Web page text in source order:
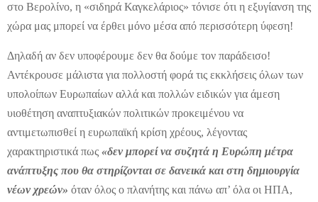
στο Βερολίνο, η «σιδηρά Καγκελάριος» τόνισε ότι η εξυγίανση της
χώρα μας μπορεί να έρθει μόνο μέσα από περισσότερη ύφεση!
Δηλαδή αν δεν υποφέρουμε δεν θα δούμε τον παράδεισο!
Αντέκρουσε μάλιστα για πολλοστή φορά τις εκκλήσεις όλων των
υπολοίπων Ευρωπαίων αλλά και πολλών ειδικών για άμεση
υιοθέτηση αναπτυξιακών πολιτικών προκειμένου να
αντιμετωπισθεί η ευρωπαϊκή κρίση χρέους, λέγοντας
χαρακτηριστικά πως «δεν μπορεί να συζητά η Ευρώπη μέτρα
ανάπτυξης που θα στηρίζονται σε δανεικά και στη δημιουργία
νέων χρεών» όταν όλος ο πλανήτης και πάνω απ’ όλα οι ΗΠΑ,